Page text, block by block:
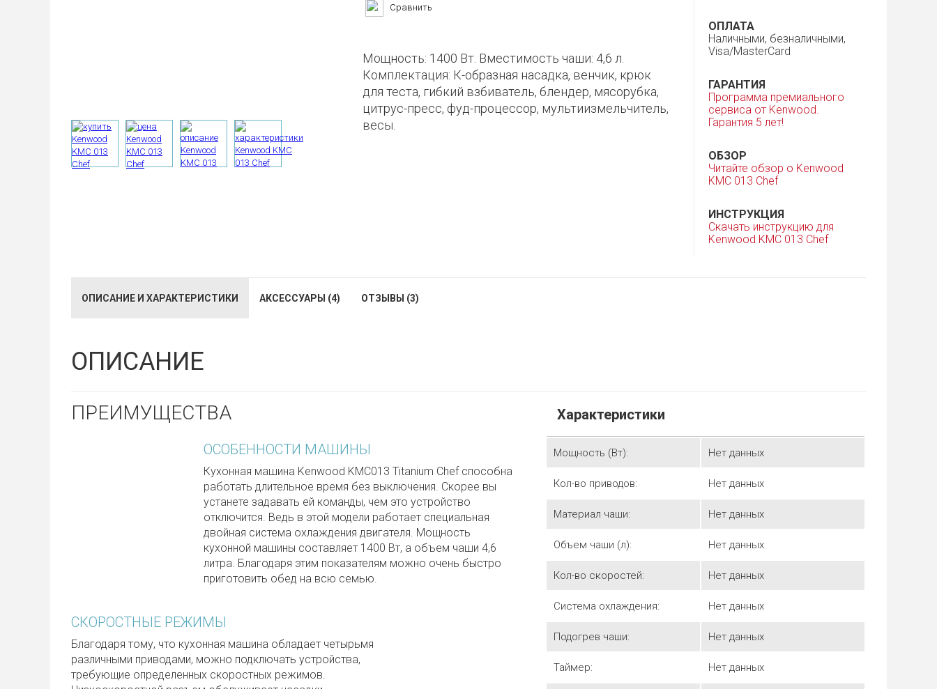
Сравнить
Мощность: 1400 Вт. Вместимость чаши: 4,6 л.
Комплектация: К-образная насадка, венчик, крюк
для теста, гибкий взбиватель, блендер, мясорубка,
цитрус-пресс, фуд-процессор, мультиизмельчитель,
весы.
ОПЛАТА
Наличными, безналичными,
Visa/MasterCard
ГАРАНТИЯ
Программа премиального
сервиса от Kenwood.
Гарантия 5 лет!
ОБЗОР
Читайте обзор о Kenwood
KMC 013 Chef
ИНСТРУКЦИЯ
Скачать инструкцию для
Kenwood KMC 013 Chef
ОПИСАНИЕ И ХАРАКТЕРИСТИКИ АКСЕССУАРЫ (4) ОТЗЫВЫ (3)
ОПИСАНИЕ
Характеристики
Мощность (Вт): Нет данных
Кол-во приводов: Нет данных
Материал чаши: Нет данных
Объем чаши (л): Нет данных
Кол-во скоростей: Нет данных
Система охлаждения: Нет данных
Подогрев чаши: Нет данных
Таймер: Нет данных
ПРЕИМУЩЕСТВА
ОСОБЕННОСТИ МАШИНЫ
Кухонная машина Kenwood KMC013 Titanium Chef способна
работать длительное время без выключения. Скорее вы
устанете задавать ей команды, чем это устройство
отключится. Ведь в этой модели работает специальная
двойная система охлаждения двигателя. Мощность
кухонной машины составляет 1400 Вт, а объем чаши 4,6
литра. Благодаря этим показателям можно очень быстро
приготовить обед на всю семью.
СКОРОСТНЫЕ РЕЖИМЫ
Благодаря тому, что кухонная машина обладает четырьмя
различными приводами, можно подключать устройства,
требующие определенных скоростных режимов.